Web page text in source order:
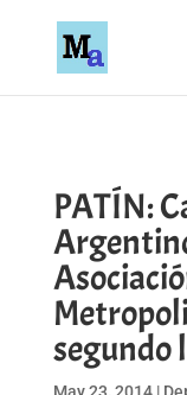
PATÍN:
segundo